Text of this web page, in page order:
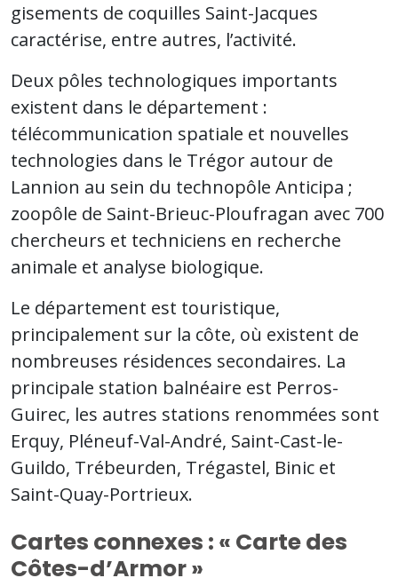
gisements de coquilles Saint-Jacques
caractérise, entre autres, l’activité.
Deux pôles technologiques importants
existent dans le département :
télécommunication spatiale et nouvelles
technologies dans le Trégor autour de
Lannion au sein du technopôle Anticipa ;
zoopôle de Saint-Brieuc-Ploufragan avec 700
chercheurs et techniciens en recherche
animale et analyse biologique.
Le département est touristique,
principalement sur la côte, où existent de
nombreuses résidences secondaires. La
principale station balnéaire est Perros-
Guirec, les autres stations renommées sont
Erquy, Pléneuf-Val-André, Saint-Cast-le-
Guildo, Trébeurden, Trégastel, Binic et
Saint-Quay-Portrieux.
Cartes connexes : « Carte des
Côtes-d’Armor »